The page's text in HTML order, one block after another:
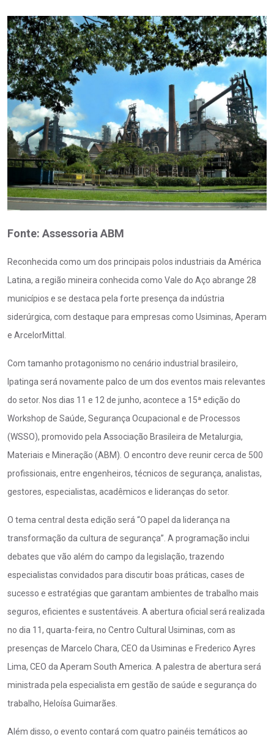
Fonte: Assessoria ABM
Reconhecida como um dos principais polos industriais da América
Latina, a região mineira conhecida como Vale do Aço abrange 28
municípios e se destaca pela forte presença da indústria
siderúrgica, com destaque para empresas como Usiminas, Aperam
e ArcelorMittal.
Com tamanho protagonismo no cenário industrial brasileiro,
Ipatinga será novamente palco de um dos eventos mais relevantes
do setor. Nos dias 11 e 12 de junho, acontece a 15ª edição do
Workshop de Saúde, Segurança Ocupacional e de Processos
(WSSO), promovido pela Associação Brasileira de Metalurgia,
Materiais e Mineração (ABM). O encontro deve reunir cerca de 500
profissionais, entre engenheiros, técnicos de segurança, analistas,
gestores, especialistas, acadêmicos e lideranças do setor.
O tema central desta edição será “O papel da liderança na
transformação da cultura de segurança”. A programação inclui
debates que vão além do campo da legislação, trazendo
especialistas convidados para discutir boas práticas, cases de
sucesso e estratégias que garantam ambientes de trabalho mais
seguros, eficientes e sustentáveis. A abertura oficial será realizada
no dia 11, quarta-feira, no Centro Cultural Usiminas, com as
presenças de Marcelo Chara, CEO da Usiminas e Frederico Ayres
Lima, CEO da Aperam South America. A palestra de abertura será
ministrada pela especialista em gestão de saúde e segurança do
trabalho, Heloísa Guimarães.
Além disso, o evento contará com quatro painéis temáticos ao